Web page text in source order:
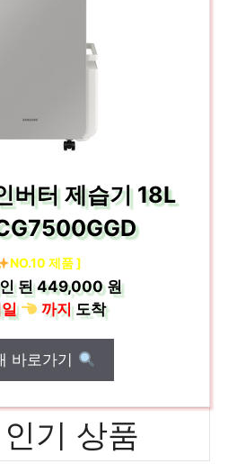
버터 제습기 18L
NO.10 제품 ]
된449,000 원
일
까지도착
바로가기
기 상품
음 리모컨 12단 BLDC 스